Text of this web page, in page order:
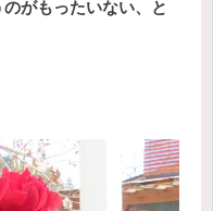
がもったいない、と